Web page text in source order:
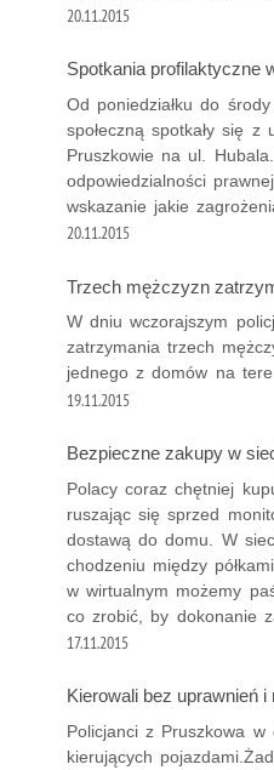
20.11.2015
Spotkania profilaktyczne
Od poniedziałku do
społeczną spotkały się
Pruszkowie na ul.
odpowiedzialności
wskazanie jakie
20.11.2015
Trzech mężczyzn
W dniu wczorajszym
zatrzymania trzech
jednego z domów na
19.11.2015
Bezpieczne zakupy w
Polacy coraz chętniej
ruszając się sprzed
dostawą do domu. W
chodzeniu między
w wirtualnym możemy
co zrobić, by dokonanie
17.11.2015
Kierowali bez uprawnień i
Policjanci z Pruszkowa
kierujących